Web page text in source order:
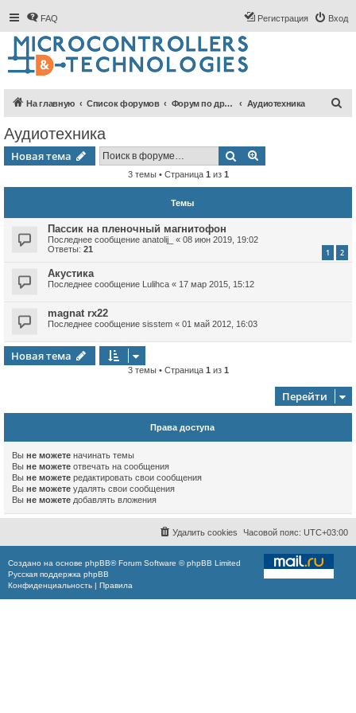
FAQ Вход
Регистрация
На главную Список форумов Форум по другим разделам электроники Аудиотехника
Аудиотехника
Новая тема Поиск
3 темы • Страница 1 из 1
Темы
Пассик на пленочный магнитофон
Последнее сообщение anatolij_ « 08 июн 2019, 19:02
Ответы: 21 1 2
Акустика
Последнее сообщение Lulihca « 17 мар 2015, 15:12
magnat rx22
Последнее сообщение sisstem « 01 май 2012, 16:03
Новая тема
3 темы • Страница 1 из 1
Перейти
Права доступа
Вы не можете начинать темы
Вы не можете отвечать на сообщения
Вы не можете редактировать свои сообщения
Вы не можете удалять свои сообщения
Вы не можете добавлять вложения
Часовой пояс: UTC+03:00
Удалить cookies
Создано на основе phpBB® Forum Software © phpBB Limited
Русская поддержка phpBB
Конфиденциальность | Правила